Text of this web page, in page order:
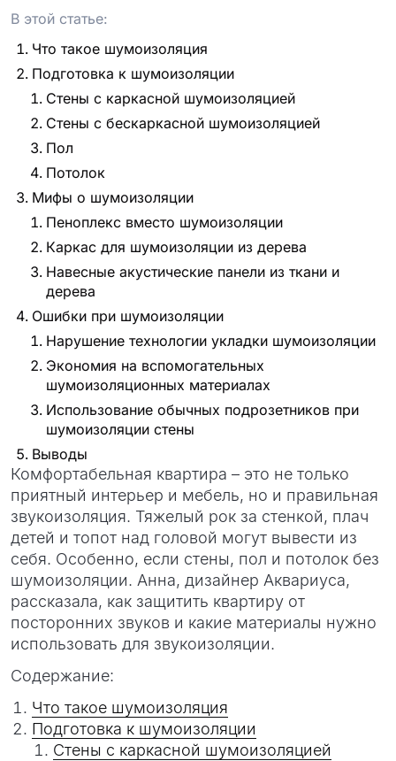
В этой статье:
Что такое шумоизоляция
Подготовка к шумоизоляции
Стены с каркасной шумоизоляцией
Стены с бескаркасной шумоизоляцией
Пол
Потолок
Мифы о шумоизоляции
Пеноплекс вместо шумоизоляции
Каркас для шумоизоляции из дерева
Навесные акустические панели из ткани и
дерева
Ошибки при шумоизоляции
Нарушение технологии укладки шумоизоляции
Экономия на вспомогательных
шумоизоляционных материалах
Использование обычных подрозетников при
шумоизоляции стены
Выводы
Комфортабельная квартира – это не только
приятный интерьер и мебель, но и правильная
звукоизоляция. Тяжелый рок за стенкой, плач
детей и топот над головой могут вывести из
себя. Особенно, если стены, пол и потолок без
шумоизоляции. Анна, дизайнер Аквариуса,
рассказала, как защитить квартиру от
посторонних звуков и какие материалы нужно
использовать для звукоизоляции.
Содержание:
Что такое шумоизоляция
Подготовка к шумоизоляции
Стены с каркасной шумоизоляцией